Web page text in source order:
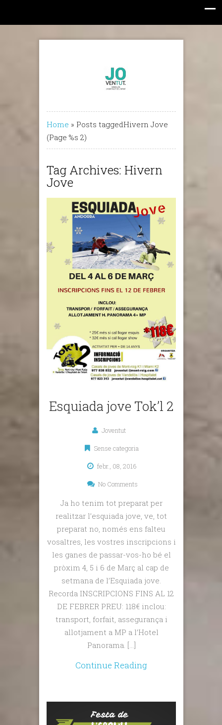
Home » Posts taggedHivern Jove
(Page %s 2)
Tag Archives: Hivern
Jove
Esquiada jove Tok’l 2
Joventut
Sense categoria
febr., 08, 2016
No Comments
Ja ho tenim tot preparat per
realitzar l’esquiada jove, ve, tot
preparat no, només ens falteu
vosaltres, les vostres inscripcions i
les ganes de passar-vos-ho bé el
pròxim 4, 5 i 6 de Març al cap de
setmana de l’Esquiada jove.
Recorda INSCRIPCIONS FINS AL 12
DE FEBRER PREU: 118€ inclou:
transport, forfait, assegurança i
allotjament a MP a l’Hotel
Panorama. […]
Continue Reading